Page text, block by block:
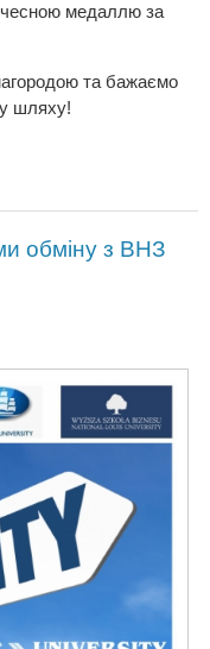
медаллю за
та бажаємо
шляху!
обміну з ВНЗ